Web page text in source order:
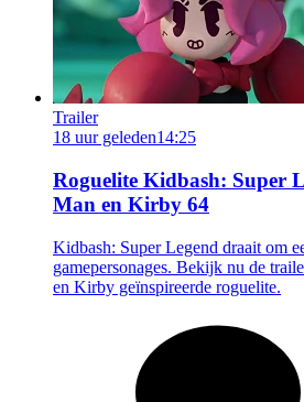
Trailer
18 uur geleden14:25
Roguelite Kidbash: Super
Man en Kirby 64
Kidbash: Super Legend draait om
gamepersonages. Bekijk nu de
en Kirby geïnspireerde roguelite.